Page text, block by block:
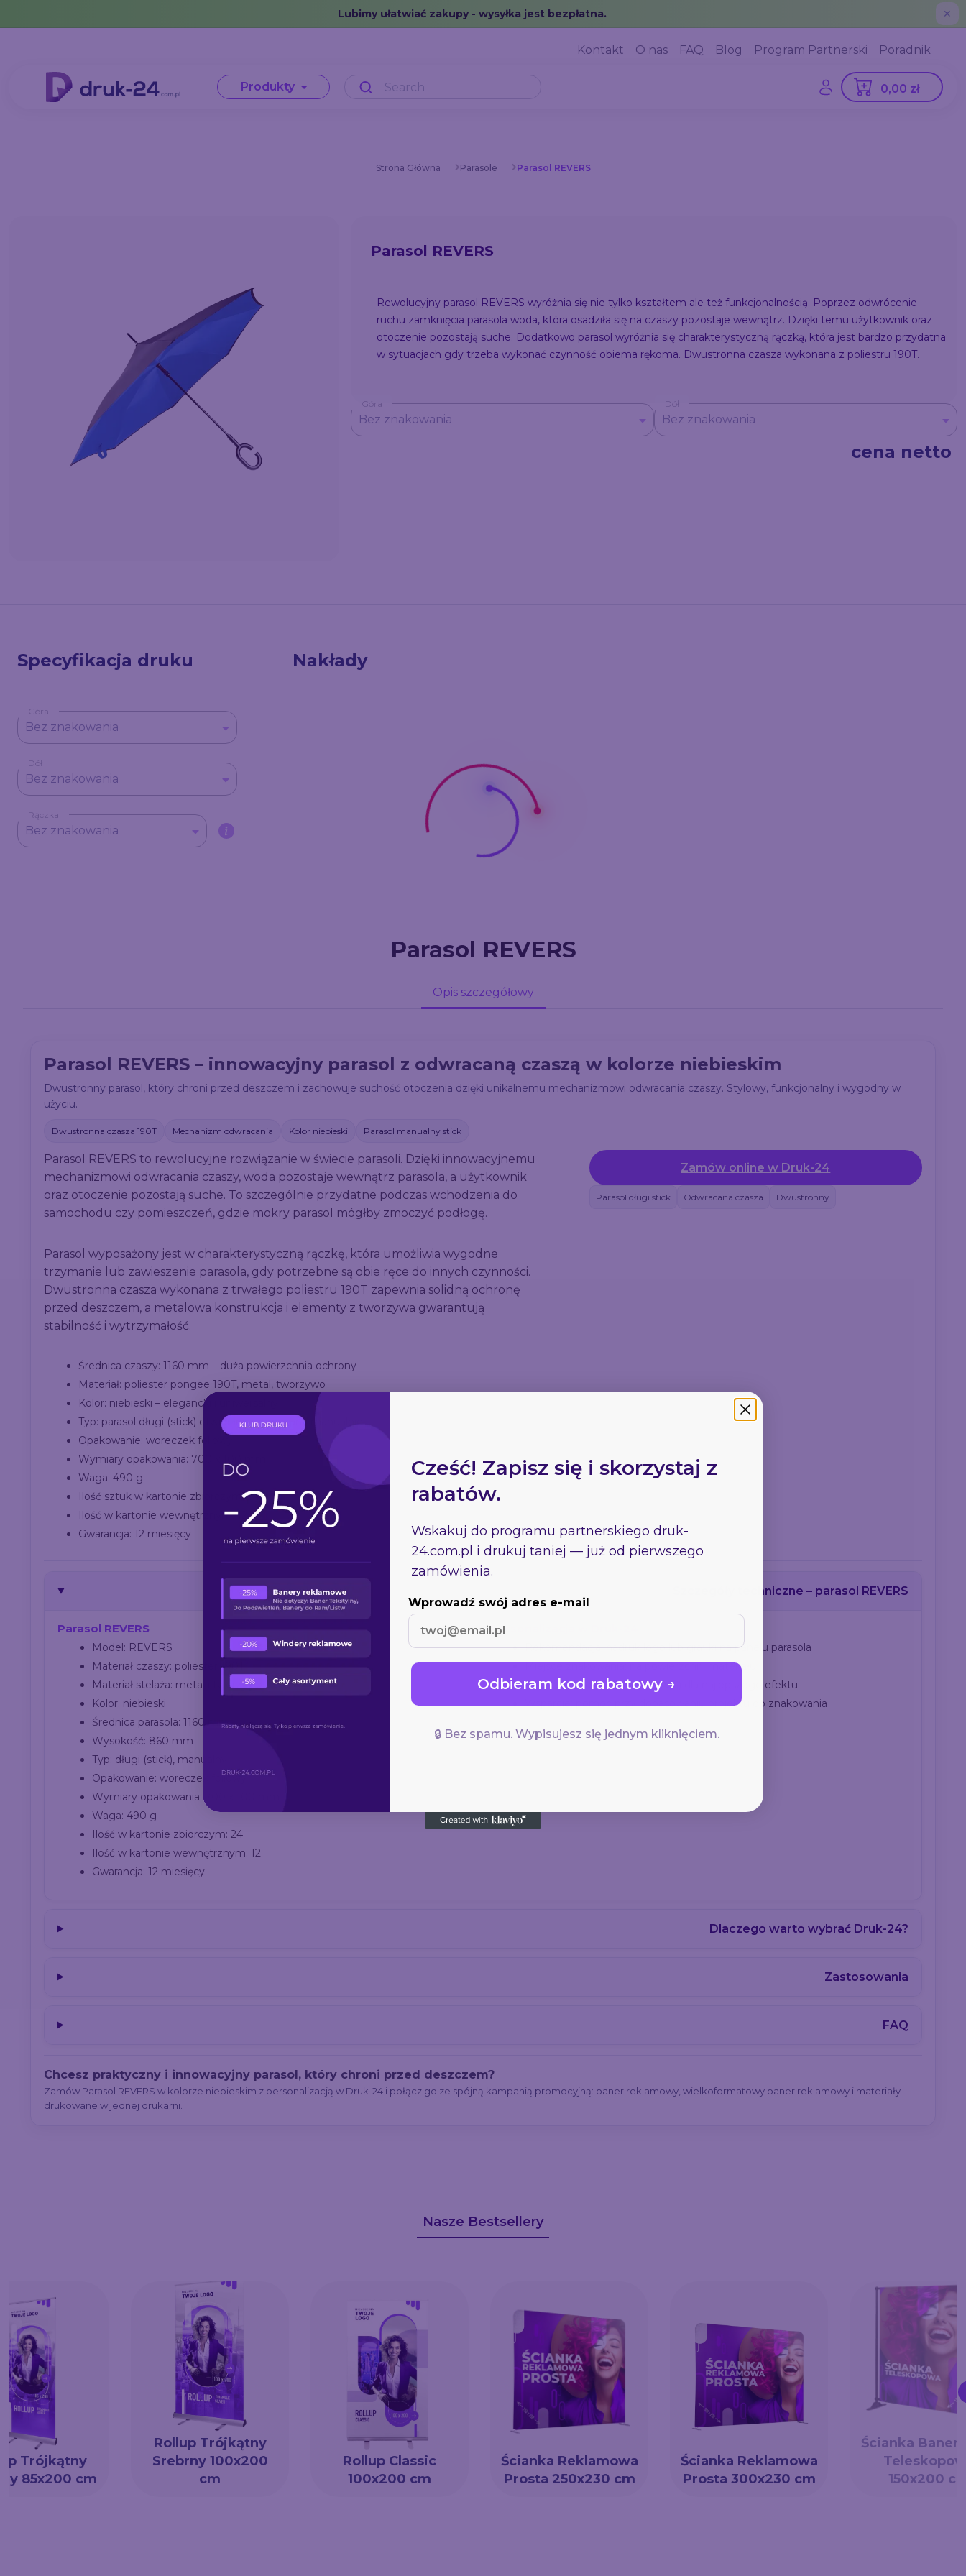
Lubimy ułatwiać zakupy - wysyłka jest bezpłatna. ✕
Kontakt O nas FAQ Blog Program Partnerski Poradnik
Produkty 0,00 zł
Strona Główna Parasole Parasol REVERS
Parasol REVERS
Rewolucyjny parasol REVERS wyróżnia się nie tylko kształtem ale też funkcjonalnością. Poprzez odwrócenie
ruchu zamknięcia parasola woda, która osadziła się na czaszy pozostaje wewnątrz. Dzięki temu użytkownik oraz
otoczenie pozostają suche. Dodatkowo parasol wyróżnia się charakterystyczną rączką, która jest bardzo przydatna
w sytuacjach gdy trzeba wykonać czynność obiema rękoma. Dwustronna czasza wykonana z poliestru 190T.
Góra
Bez znakowania
Dół
Bez znakowania
cena netto
Specyfikacja druku
Góra
Bez znakowania
Dół
Bez znakowania
Rączka
Bez znakowania
Nakłady
Parasol REVERS
Opis szczegółowy
Parasol REVERS – innowacyjny parasol z odwracaną czaszą w kolorze niebieskim
Dwustronny parasol, który chroni przed deszczem i zachowuje suchość otoczenia dzięki unikalnemu mechanizmowi odwracania czaszy. Stylowy, funkcjonalny i wygodny w
użyciu.
Dwustronna czasza 190T Mechanizm odwracania Kolor niebieski Parasol manualny stick
Parasol REVERS to rewolucyjne rozwiązanie w świecie parasoli. Dzięki innowacyjnemu
mechanizmowi odwracania czaszy, woda pozostaje wewnątrz parasola, a użytkownik
oraz otoczenie pozostają suche. To szczególnie przydatne podczas wchodzenia do
samochodu czy pomieszczeń, gdzie mokry parasol mógłby zmoczyć podłogę.
Parasol wyposażony jest w charakterystyczną rączkę, która umożliwia wygodne
trzymanie lub zawieszenie parasola, gdy potrzebne są obie ręce do innych czynności.
Dwustronna czasza wykonana z trwałego poliestru 190T zapewnia solidną ochronę
przed deszczem, a metalowa konstrukcja i elementy z tworzywa gwarantują
stabilność i wytrzymałość.
Średnica czaszy: 1160 mm – duża powierzchnia ochrony
Materiał: poliester pongee 190T, metal, tworzywo
Kolor: niebieski – elegancki i uniwersalny
Typ: parasol długi (stick) otwierany i zamykany manualnie
Opakowanie: woreczek foliowy
Wymiary opakowania: 700 x 100 mm
Waga: 490 g
Ilość sztuk w kartonie zbiorczym: 24
Ilość w kartonie wewnętrznym: 12
Gwarancja: 12 miesięcy
Zamów online w Druk-24
Parasol długi stick Odwracana czasza Dwustronny
Szczegóły techniczne – parasol REVERS
Parasol REVERS
Model: REVERS
Materiał czaszy: poliester 190T
Materiał stelaża: metal i tworzywo
Kolor: niebieski
Średnica parasola: 1160 mm
Wysokość: 860 mm
Typ: długi (stick), manualny
Opakowanie: woreczek foliowy
Wymiary opakowania: 700 x 100 mm
Waga: 490 g
Ilość w kartonie zbiorczym: 24
Ilość w kartonie wewnętrznym: 12
Gwarancja: 12 miesięcy
Personalizacja w Druk-24
Rekomendacja: nadruk logo lub grafiki na panelu parasola
Miejsce znakowania: na powierzchni materiału
Pliki: wektorowe (AI, PDF, SVG) dla najlepszego efektu
Wsparcie: pomoc przy dopasowaniu projektu do znakowania
Dlaczego warto wybrać Druk-24?
Zastosowania
FAQ
Chcesz praktyczny i innowacyjny parasol, który chroni przed deszczem?
Zamów Parasol REVERS w kolorze niebieskim z personalizacją w Druk-24 i połącz go ze spójną kampanią promocyjną: baner reklamowy, wielkoformatowy baner reklamowy i materiały
drukowane w jednej drukarni.
Nasze Bestsellery
Trójkątny
85x200 cm
Rollup Trójkątny
Srebrny 100x200
cm
Rollup Classic
100x200 cm
Ścianka Reklamowa
Prosta 250x230 cm
Ścianka Reklamowa
Prosta 300x230 cm
Ścianka
150x200
Cześć! Zapisz się i skorzystaj z
rabatów.
Wskakuj do programu partnerskiego druk-
24.com.pl i drukuj taniej — już od pierwszego
zamówienia.
Wprowadź swój adres e-mail
Odbieram kod rabatowy →
🔒 Bez spamu. Wypisujesz się jednym kliknięciem.